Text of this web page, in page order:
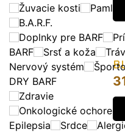
Žuvacie kosti
Pamlsky
B.A.R.F.
Doplnky pre BARF
BARF
Srsť a koža
Nervový systém
DRY BARF
Zdravie
Onkologické ochorenia
Epilepsia
Srdce